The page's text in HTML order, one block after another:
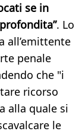
se in
. Lo
all’emittente
penale
che "i
ricorso
alla quale si
le